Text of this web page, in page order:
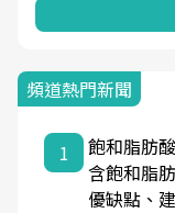
頻道熱門新聞
1
飽和脂肪
含飽和脂
優缺點、